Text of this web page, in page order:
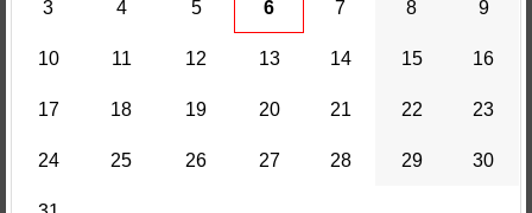
3 4 5 6 7 8 9
10 11 12 13 14 15 16
17 18 19 20 21 22 23
24 25 26 27 28 29 30